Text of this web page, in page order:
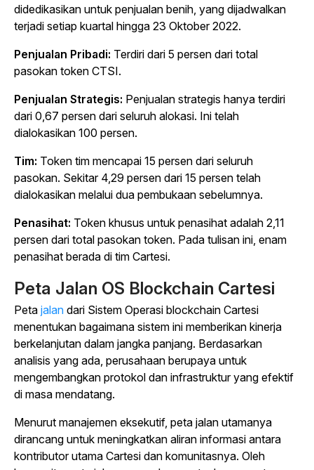
didedikasikan untuk penjualan benih, yang dijadwalkan
terjadi setiap kuartal hingga 23 Oktober 2022.
Penjualan Pribadi: Terdiri dari 5 persen dari total
pasokan token CTSI.
Penjualan Strategis: Penjualan strategis hanya terdiri
dari 0,67 persen dari seluruh alokasi. Ini telah
dialokasikan 100 persen.
Tim: Token tim mencapai 15 persen dari seluruh
pasokan. Sekitar 4,29 persen dari 15 persen telah
dialokasikan melalui dua pembukaan sebelumnya.
Penasihat: Token khusus untuk penasihat adalah 2,11
persen dari total pasokan token. Pada tulisan ini, enam
penasihat berada di tim Cartesi.
Peta Jalan OS Blockchain Cartesi
Peta jalan dari Sistem Operasi blockchain Cartesi
menentukan bagaimana sistem ini memberikan kinerja
berkelanjutan dalam jangka panjang. Berdasarkan
analisis yang ada, perusahaan berupaya untuk
mengembangkan protokol dan infrastruktur yang efektif
di masa mendatang.
Menurut manajemen eksekutif, peta jalan utamanya
dirancang untuk meningkatkan aliran informasi antara
kontributor utama Cartesi dan komunitasnya. Oleh